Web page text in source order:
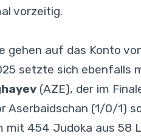
vorzeitig.
gehen auf das Konto
setzte sich ebenfalls
(AZE), der im
(1/0/1)
mit 454 Judoka aus 58